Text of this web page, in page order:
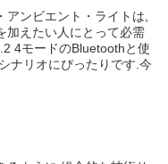
ンビエント・ライトは,
加えたい人にとって必需
4モードのBluetoothと使
ナリオにぴったりです.今